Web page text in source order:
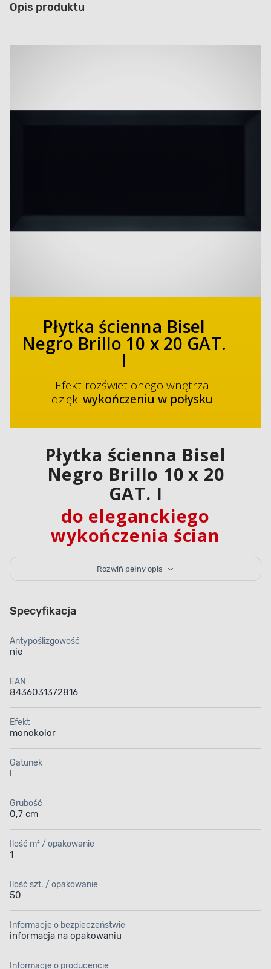
Opis produktu
Płytka ścienna Bisel
Negro Brillo 10 x 20 GAT.
I
Efekt rozświetlonego wnętrza
dzięki wykończeniu w połysku
Płytka ścienna Bisel
Negro Brillo 10 x 20
GAT. I
do eleganckiego
wykończenia ścian
w pomieszczeniu
kolorze o połyskliwym wykończeniu i wymiarach
10 x 20 cm oraz grubości wynoszącej 0,7 cm. Gres
wystarczy do pokrycia 1 m² ściany we wnętrzach
Wykończenie
Łatwość
Rozwiń pełny opis
Specyfikacja
Antypoślizgowość
nie
EAN
8436031372816
Efekt
monokolor
Gatunek
Grubość
0,7 cm
Ilość m² / opakowanie
1
Ilość szt. / opakowanie
50
Informacje o bezpieczeństwie
informacja na opakowaniu
Informacje o producencie